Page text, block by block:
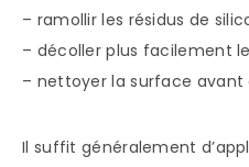
– ramollir les résidus de
– décoller plus facilement
– nettoyer la surface avant
Il suffit généralement